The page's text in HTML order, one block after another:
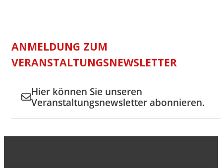
ANMELDUNG ZUM
VERANSTALTUNGSNEWSLETTER
Hier können Sie unseren
Veranstaltungsnewsletter abonnieren.